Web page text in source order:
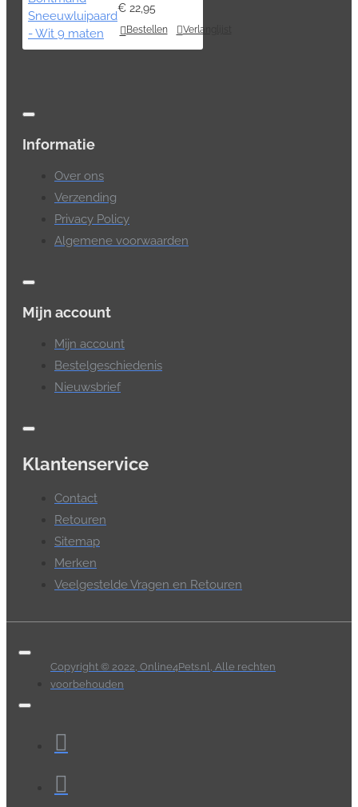
€ 22,95
Bestellen Verlanglijst
Informatie
Over ons
Verzending
Privacy Policy
Algemene voorwaarden
Mijn account
Mijn account
Bestelgeschiedenis
Nieuwsbrief
Klantenservice
Contact
Retouren
Sitemap
Merken
Veelgestelde Vragen en Retouren
Copyright © 2022, Online4Pets.nl, Alle rechten
voorbehouden